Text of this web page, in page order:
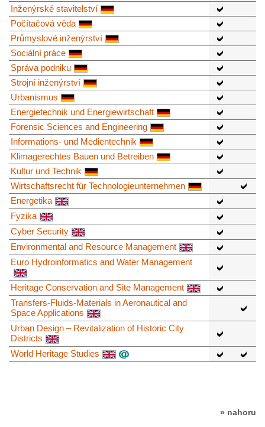
Inženýrské stavitelství
Počítačová věda
Průmyslové inženýrství
Sociální práce
Správa podniku
Strojní inženýrství
Urbanismus
Energietechnik und Energiewirtschaft
Forensic Sciences and Engineering
Informations- und Medientechnik
Klimagerechtes Bauen und Betreiben
Kultur und Technik
Wirtschaftsrecht für Technologieunternehmen
Energetika
Fyzika
Cyber Security
Environmental and Resource Management
Euro Hydroinformatics and Water Management
Heritage Conservation and Site Management
Transfers-Fluids-Materials in Aeronautical and
Space Applications
Urban Design – Revitalization of Historic City
Districts
World Heritage Studies
» nahoru